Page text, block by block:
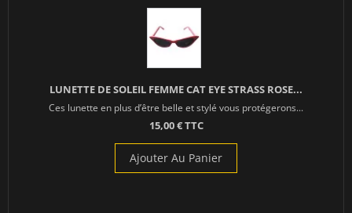
LUNETTE DE SOLEIL FEMME CAT EYE STRASS ROSE...
Ces lunette en plus d’être belle et stylé vous protégerons...
15,00 € TTC
Ajouter Au Panier